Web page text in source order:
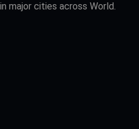
major cities across World.